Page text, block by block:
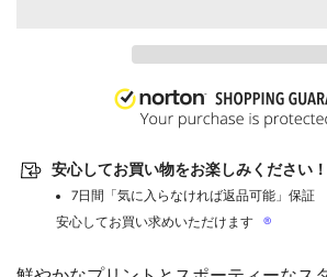
中
.
安心してお買い物をお楽しみください！
7日間「気に入らなければ返品可能」保証
安心してお買い求めいただけます
®